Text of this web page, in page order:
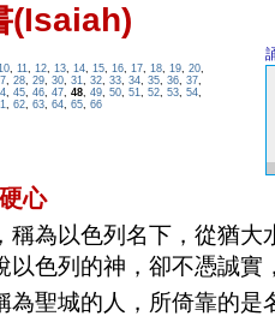
(Isaiah)
, 11, 12, 13, 14, 15, 16, 17, 18, 19, 20,
, 28, 29, 30, 31, 32, 33, 34, 35, 36, 37,
, 45, 46, 47, 48, 49, 50, 51, 52, 53, 54,
, 62, 63, 64, 65, 66
硬心
稱為以色列名下，從猶
以色列的神，卻不憑誠實
為聖城的人，所倚靠的是